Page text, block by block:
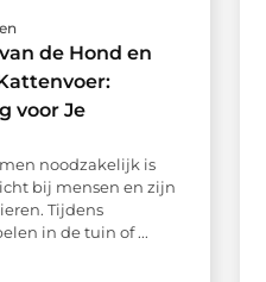
de Hond en
voor Je
noodzakelijk is
bij mensen en zijn
Tijdens
in de tuin of ...